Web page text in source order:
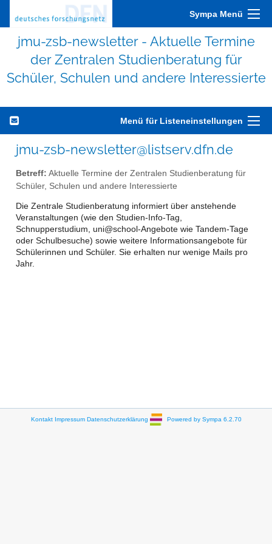
Sympa Menü
jmu-zsb-newsletter - Aktuelle Termine
der Zentralen Studienberatung für
Schüler, Schulen und andere Interessierte
Menü für Listeneinstellungen
jmu-zsb-newsletter@listserv.dfn.de
Betreff: Aktuelle Termine der Zentralen Studienberatung für
Schüler, Schulen und andere Interessierte
Die Zentrale Studienberatung informiert über anstehende
Veranstaltungen (wie den Studien-Info-Tag,
Schnupperstudium, uni@school-Angebote wie Tandem-Tage
oder Schulbesuche) sowie weitere Informationsangebote für
Schülerinnen und Schüler. Sie erhalten nur wenige Mails pro
Jahr.
Kontakt Impressum Datenschutzerklärung Powered by Sympa 6.2.70